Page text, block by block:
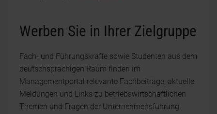
Werben Sie in Ihrer Zielgruppe
Fach- und Führungskräfte sowie Studenten aus dem
deutschsprachigen Raum finden im
Managementportal relevante Fachbeiträge, aktuelle
Meldungen und Links zu betriebswirtschaftlichen
Themen und Fragen der Unternehmensführung.